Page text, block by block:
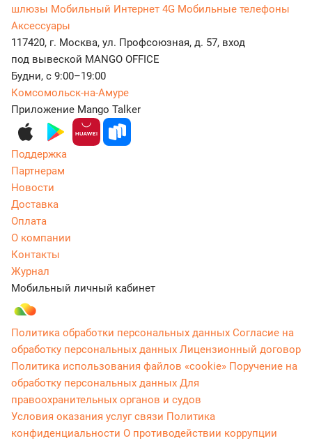
шлюзы Мобильный Интернет 4G Мобильные телефоны
Аксессуары
117420, г. Москва, ул. Профсоюзная, д. 57, вход
под вывеской MANGO OFFICE
Будни, с 9:00–19:00
Комсомольск-на-Амуре
Приложение Mango Talker
Поддержка
Партнерам
Новости
Доставка
Оплата
О компании
Контакты
Журнал
Мобильный личный кабинет
Политика обработки персональных данных Согласие на
обработку персональных данных Лицензионный договор
Политика использования файлов «cookie» Поручение на
обработку персональных данных Для
правоохранительных органов и судов
Условия оказания услуг связи Политика
конфиденциальности О противодействии коррупции